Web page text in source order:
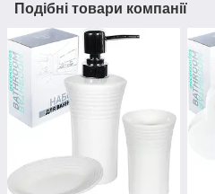
Подібні товари компанії